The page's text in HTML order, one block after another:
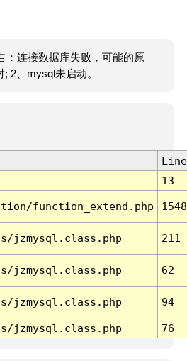
：连接数据库失败，可能的原
2、mysql未启动。
Line
13
function_extend.php 1548
jzmysql.class.php 211
jzmysql.class.php 62
jzmysql.class.php 94
jzmysql.class.php 76